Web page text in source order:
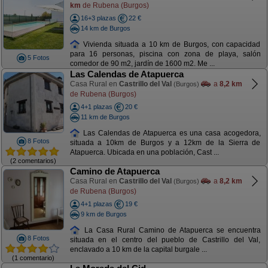
5 Fotos
km de Rubena (Burgos)
16+3 plazas
22 €
14 km de Burgos
Vivienda situada a 10 km de Burgos, con capacidad
para 16 personas, piscina con zona de playa, salón
comedor de 90 m2, jardín de 1600 m2. Me ...
8 Fotos
(2 comentarios)
Las Calendas de Atapuerca
Casa Rural en Castrillo del Val (Burgos) a 8,2 km
de Rubena (Burgos)
4+1 plazas
20 €
11 km de Burgos
Las Calendas de Atapuerca es una casa acogedora,
situada a 10km de Burgos y a 12km de la Sierra de
Atapuerca. Ubicada en una población, Cast ...
8 Fotos
(1 comentario)
Camino de Atapuerca
Casa Rural en Castrillo del Val (Burgos) a 8,2 km
de Rubena (Burgos)
4+1 plazas
19 €
9 km de Burgos
La Casa Rural Camino de Atapuerca se encuentra
situada en el centro del pueblo de Castrillo del Val,
enclavado a 10 km de la capital burgale ...